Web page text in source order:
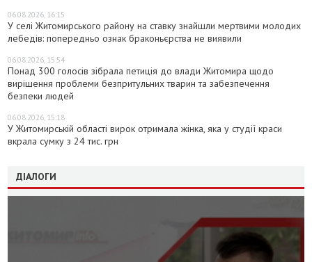
06.08.2026, 16:15
У селі Житомирського району на ставку знайшли мертвими молодих
лебедів: попередньо ознак браконьєрства не виявили
06.08.2026, 15:54
Понад 300 голосів зібрала петиція до влади Житомира щодо
вирішення проблеми безпритульних тварин та забезпечення
безпеки людей
06.08.2026, 15:18
У Житомирській області вирок отримала жінка, яка у студії краси
вкрала сумку з 24 тис. грн
ДІАЛОГИ